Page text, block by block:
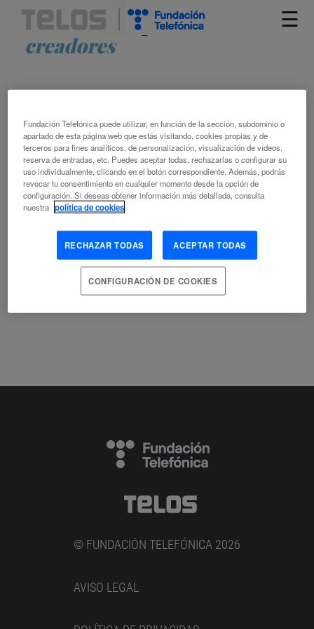
☰
Artículos etiquetados como
creadores
VERKAMI Y EL CROWFUNDING
CULTURAL
COVADONGA GONZÁLEZ-POLA
3 CULTURAAUTOR CREATIVIDADCROWDFUNDING
FINANCIACIÓN DE LA COMUNICACIÓN
© FUNDACIÓN TELEFÓNICA 2026
AVISO LEGAL
Fundación Telefónica puede utilizar, en función de la sección, subdominio o
apartado de esta página web que estás visitando, cookies propias y de
terceros para fines analíticos, de personalización, visualización de vídeos,
reserva de entradas, etc. Puedes aceptar todas, rechazarlas o configurar su
uso individualmente, clicando en el botón correspondiente. Además, podrás
revocar tu consentimiento en cualquier momento desde la opción de
configuración. Si deseas obtener información más detallada, consulta
nuestra política de cookies
RECHAZAR TODAS ACEPTAR TODAS
CONFIGURACIÓN DE COOKIES